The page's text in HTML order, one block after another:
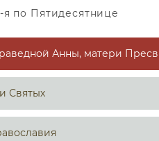
по Пятидесятнице
Святых